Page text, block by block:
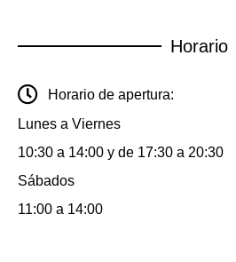
Horario
Horario de apertura:
Lunes a Viernes
10:30 a 14:00 y de 17:30 a 20:30
Sábados
11:00 a 14:00